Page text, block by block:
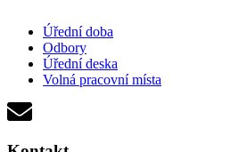
Úřední doba
Odbory
Úřední deska
Volná pracovní místa